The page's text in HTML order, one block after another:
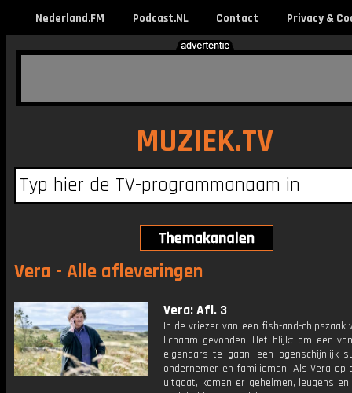
Nederland.FM Podcast.NL Contact Privacy &
MUZIEK.TV
Vera - Alle afleveringen
Vera: Afl. 3
In de vriezer van een fish-and-chipszaak
lichaam gevonden. Het blijkt om een
eigenaars te gaan, een ogenschijnlijk
ondernemer en familieman. Als Vera op
uitgaat, komen er geheimen, leugens